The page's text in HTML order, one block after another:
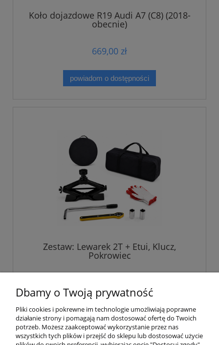
Koło dojazdowe R19 Audi A7 (C8) (2018-
obecnie)
669,00 zł
powiadom o dostępności
Zestaw: Lewarek 2T + Etui, Klucz,
Pokrowiec
do koszyka
Dbamy o Twoją prywatność
Pliki cookies i pokrewne im technologie umożliwiają poprawne
działanie strony i pomagają nam dostosować ofertę do Twoich
potrzeb. Możesz zaakceptować wykorzystanie przez nas
wszystkich tych plików i przejść do sklepu lub dostosować użycie